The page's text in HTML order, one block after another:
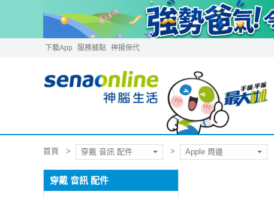
下載App 服務據點 神揚保代
首頁 穿戴 音訊 配件 Apple 周邊
穿戴 音訊 配件